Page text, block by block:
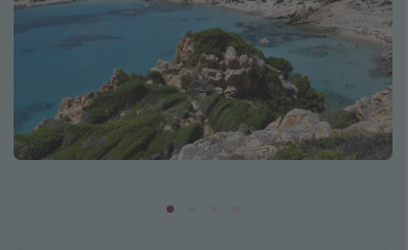
Turcja
Egipt
Albania